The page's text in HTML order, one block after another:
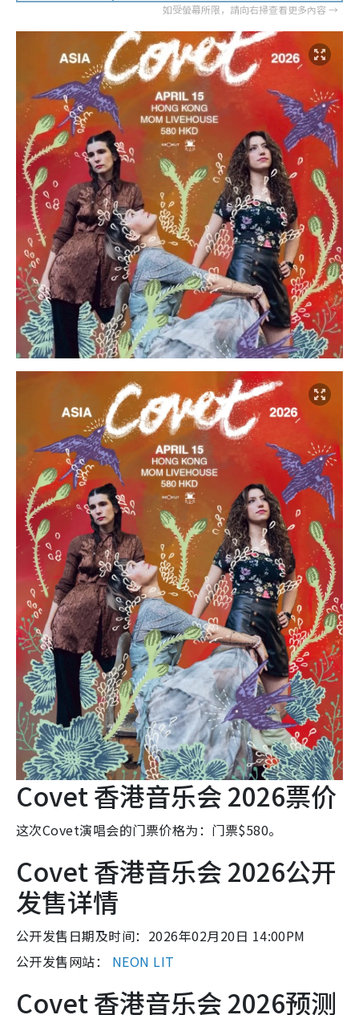
Covet 香港音乐会 2026票价
这次Covet演唱会的门票价格为：门票$580。
Covet 香港音乐会 2026公开
发售详情
公开发售日期及时间：2026年02月20日 14:00PM
公开发售网站： NEON LIT
Covet 香港音乐会 2026预测